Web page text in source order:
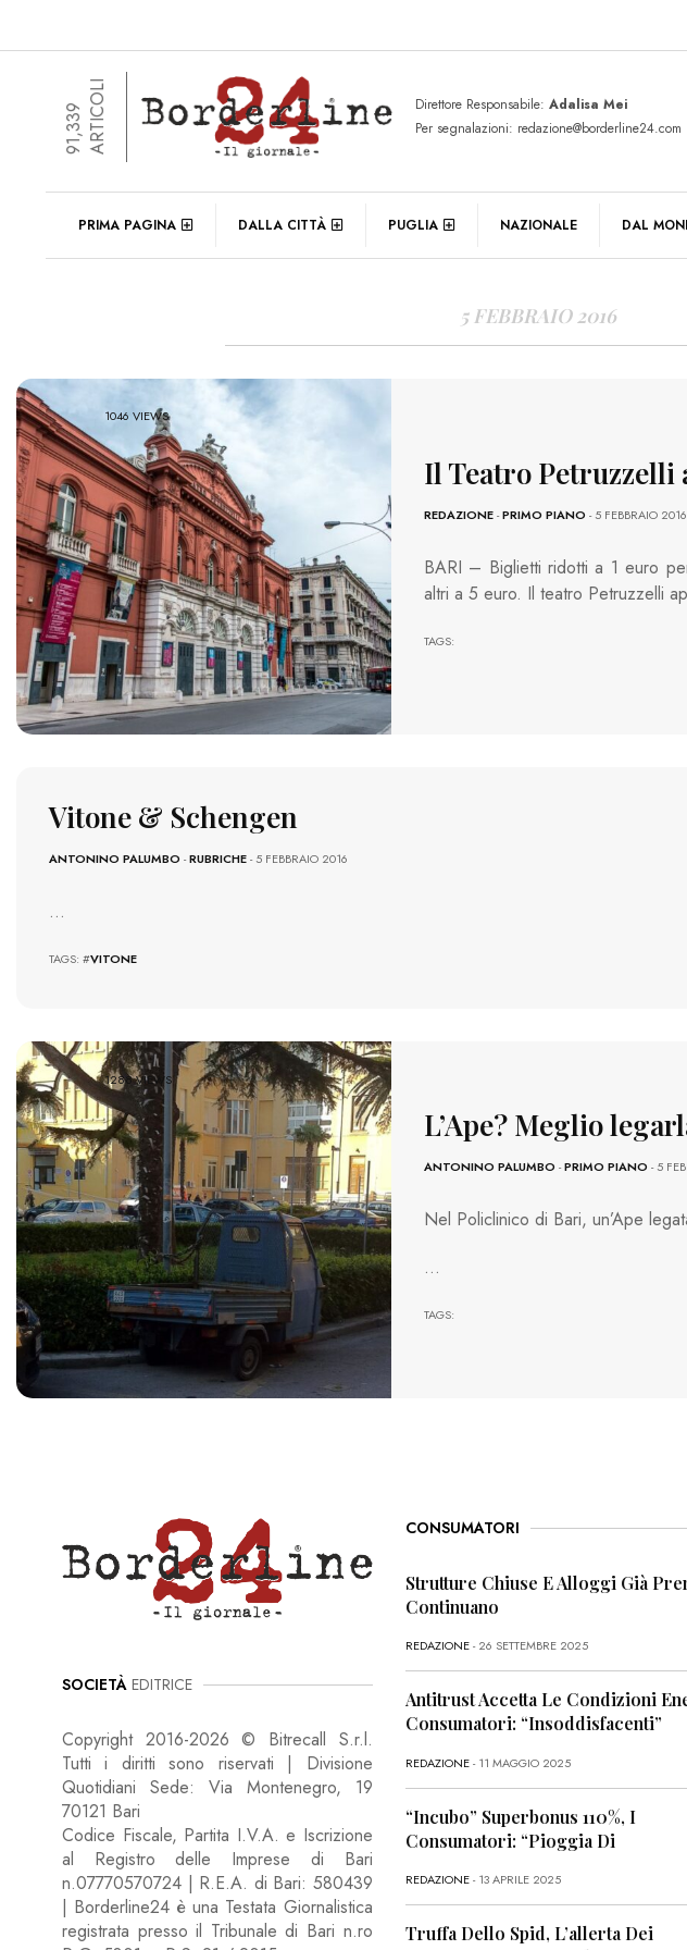
91,339ARTICOLI Direttore Responsabile: Adalisa Mei
Per segnalazioni: redazione@borderline24.com
PRIMA PAGINA DALLA CITTÀ PUGLIA NAZIONALE DAL
DAILY ARCHIVES
5 FEBBRAIO 2016
1046 VIEWS
Il Teatro Petruzzelli
REDAZIONE-PRIMO PIANO - 5 FEBBRAIO 2016
BARI – Biglietti ridotti a 1 euro
altri a 5 euro. Il teatro Petruzzelli
TAGS:
Vitone & Schengen
ANTONINO PALUMBO -RUBRICHE- 5 FEBBRAIO 2016
…
TAGS: #VITONE
1288 VIEWS
L’Ape? Meglio
ANTONINO PALUMBO -PRIMO PIANO - 5
Nel Policlinico di Bari, un’Ape
…
TAGS:
SOCIETÀ EDITRICE
Copyright 2016-2026 © Bitrecall S.r.l.
Tutti i diritti sono riservati | Divisione
Quotidiani Sede: Via Montenegro, 19
70121 Bari
Codice Fiscale, Partita I.V.A. e Iscrizione
al Registro delle Imprese di Bari
n.07770570724 | R.E.A. di Bari: 580439
| Borderline24 è una Testata Giornalistica
registrata presso il Tribunale di Bari n.ro
CONSUMATORI
Strutture Chiuse E Alloggi Già
Continuano
REDAZIONE- 26 SETTEMBRE 2025
Antitrust Accetta Le Condizioni
Consumatori: “Insoddisfacenti”
REDAZIONE- 11 MAGGIO 2025
“Incubo” Superbonus 110%, I
Consumatori: “Pioggia Di
REDAZIONE- 13 APRILE 2025
Truffa Dello Spid, L’allerta Dei